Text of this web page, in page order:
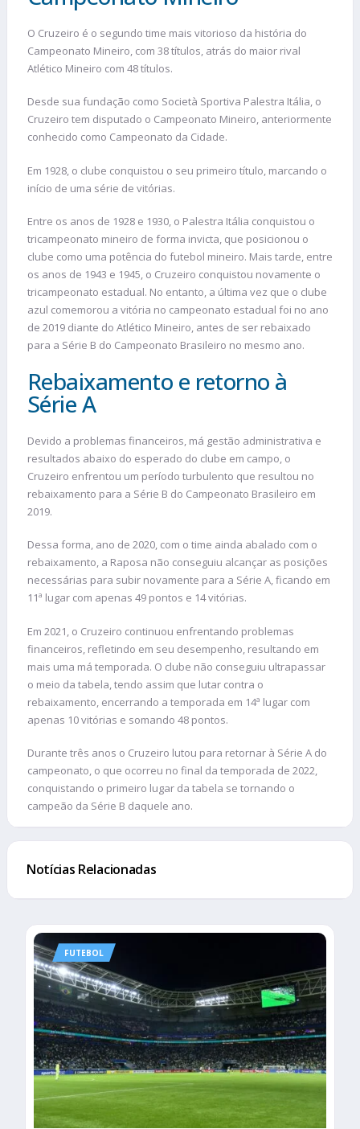
O Cruzeiro é o segundo time mais vitorioso da história do
Campeonato Mineiro, com 38 títulos, atrás do maior rival
Atlético Mineiro com 48 títulos.
Desde sua fundação como Società Sportiva Palestra Itália, o
Cruzeiro tem disputado o Campeonato Mineiro, anteriormente
conhecido como Campeonato da Cidade.
Em 1928, o clube conquistou o seu primeiro título, marcando o
início de uma série de vitórias.
Entre os anos de 1928 e 1930, o Palestra Itália conquistou o
tricampeonato mineiro de forma invicta, que posicionou o
clube como uma potência do futebol mineiro. Mais tarde, entre
os anos de 1943 e 1945, o Cruzeiro conquistou novamente o
tricampeonato estadual. No entanto, a última vez que o clube
azul comemorou a vitória no campeonato estadual foi no ano
de 2019 diante do Atlético Mineiro, antes de ser rebaixado
para a Série B do Campeonato Brasileiro no mesmo ano.
Rebaixamento e retorno à
Série A
Devido a problemas financeiros, má gestão administrativa e
resultados abaixo do esperado do clube em campo, o
Cruzeiro enfrentou um período turbulento que resultou no
rebaixamento para a Série B do Campeonato Brasileiro em
2019.
Dessa forma, ano de 2020, com o time ainda abalado com o
rebaixamento, a Raposa não conseguiu alcançar as posições
necessárias para subir novamente para a Série A, ficando em
11ª lugar com apenas 49 pontos e 14 vitórias.
Em 2021, o Cruzeiro continuou enfrentando problemas
financeiros, refletindo em seu desempenho, resultando em
mais uma má temporada. O clube não conseguiu ultrapassar
o meio da tabela, tendo assim que lutar contra o
rebaixamento, encerrando a temporada em 14ª lugar com
apenas 10 vitórias e somando 48 pontos.
Durante três anos o Cruzeiro lutou para retornar à Série A do
campeonato, o que ocorreu no final da temporada de 2022,
conquistando o primeiro lugar da tabela se tornando o
campeão da Série B daquele ano.
Notícias Relacionadas
FUTEBOL